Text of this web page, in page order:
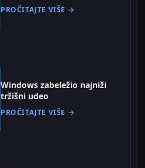
PROČITAJTE VIŠE →
Windows zabeležio najniži
tržišni udeo
PROČITAJTE VIŠE →